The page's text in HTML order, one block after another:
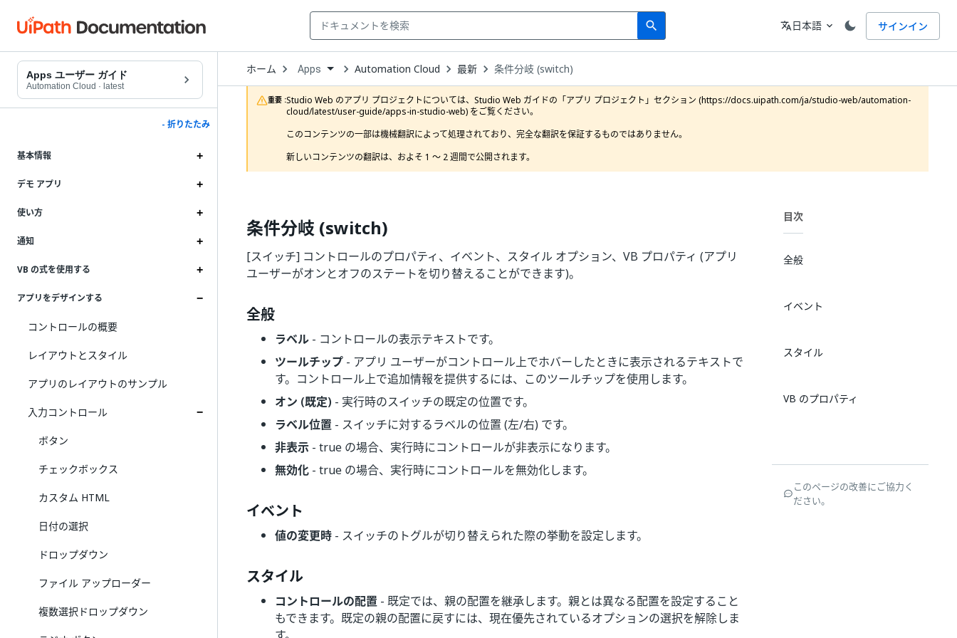
search
Search 言語
translate日本語 expand_more サインイン
Apps ユーザー ガイド
Automation Cloud · latest
- 折りたたみ
基本情報
デモ アプリ
使い方
通知
VB の式を使用する
アプリをデザインする
コントロールの概要
レイアウトとスタイル
アプリのレイアウトのサンプル
入力コントロール
ボタン
チェックボックス
カスタム HTML
日付の選択
ドロップダウン
ファイル アップローダー
複数選択ドロップダウン
ホーム Open
Dropdown
to
choose
product
Apps Automation Cloud 最新 条件分岐 (switch)
重要 :Studio Web のアプリ プロジェクトについては、Studio Web ガイドの「アプリ プロジェクト」セクション (https://docs.uipath.com/ja/studio-web/automation-
cloud/latest/user-guide/apps-in-studio-web) をご覧ください。
このコンテンツの一部は機械翻訳によって処理されており、完全な翻訳を保証するものではありません。
新しいコンテンツの翻訳は、およそ 1 ～ 2 週間で公開されます。
条件分岐 (switch)
[スイッチ] コントロールのプロパティ、イベント、スタイル オプション、VB プロパティ (アプリ
ユーザーがオンとオフのステートを切り替えることができます)。
全般
ラベル - コントロールの表示テキストです。
ツールチップ - アプリ ユーザーがコントロール上でホバーしたときに表示されるテキストで
す。コントロール上で追加情報を提供するには、このツールチップを使用します。
オン (既定) - 実行時のスイッチの既定の位置です。
ラベル位置 - スイッチに対するラベルの位置 (左/右) です。
非表示 - true の場合、実行時にコントロールが非表示になります。
無効化 - true の場合、実行時にコントロールを無効化します。
イベント
値の変更時 - スイッチのトグルが切り替えられた際の挙動を設定します。
スタイル
コントロールの配置 - 既定では、親の配置を継承します。親とは異なる配置を設定すること
もできます。既定の親の配置に戻すには、現在優先されているオプションの選択を解除しま
目次
全般
イベント
スタイル
VB のプロパティ
このページの改善にご協力く
ださい。